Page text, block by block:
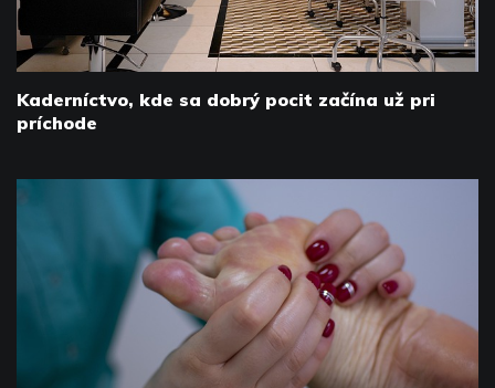
Kaderníctvo, kde sa dobrý pocit začína už pri
príchode